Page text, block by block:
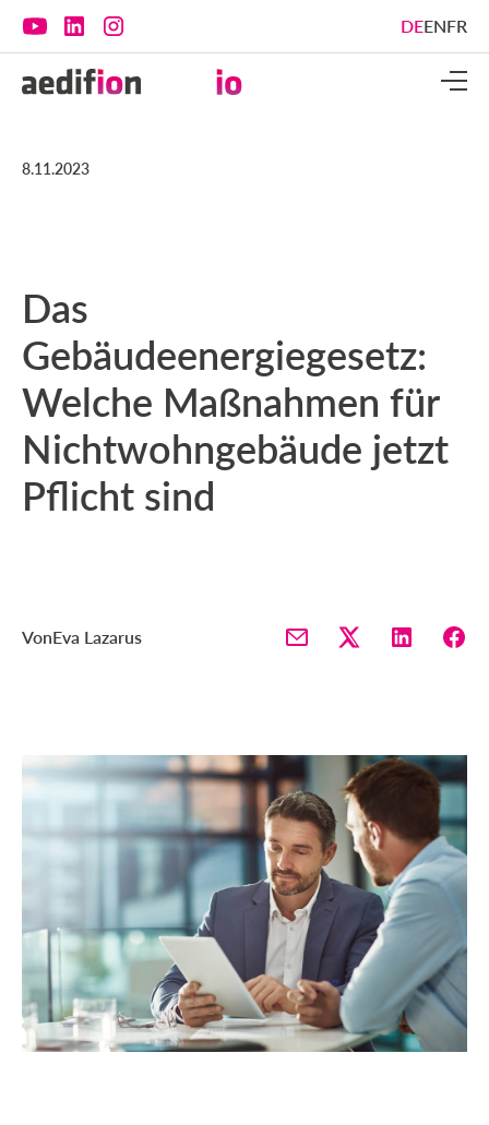
DEENFR
8.11.2023
Das
Gebäudeenergiegesetz:
Welche Maßnahmen für
Nichtwohngebäude jetzt
Pflicht sind
VonEva Lazarus